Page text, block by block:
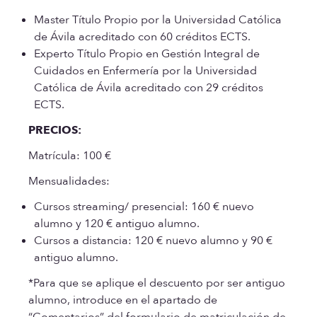
Master Título Propio por la Universidad Católica
de Ávila acreditado con 60 créditos ECTS.
Experto Título Propio en Gestión Integral de
Cuidados en Enfermería por la Universidad
Católica de Ávila acreditado con 29 créditos
ECTS.
PRECIOS:
Matrícula: 100 €
Mensualidades:
Cursos streaming/ presencial: 160 € nuevo
alumno y 120 € antiguo alumno.
Cursos a distancia: 120 € nuevo alumno y 90 €
antiguo alumno.
*Para que se aplique el descuento por ser antiguo
alumno, introduce en el apartado de